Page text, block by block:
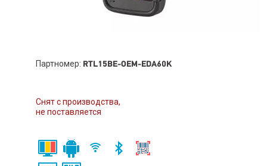
Партномер: RTL15BE-OEM-EDA60K
Снят с производства,
не поставляется